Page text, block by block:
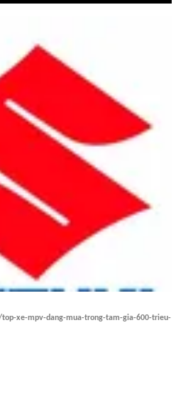
xe-mpv-dang-mua-trong-tam-gia-600-trieu-